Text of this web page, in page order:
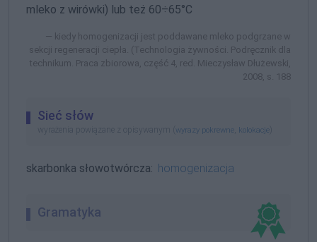
mleko z wirówki) lub też 60÷65°C
kiedy homogenizacji jest poddawane mleko podgrzane w
sekcji regeneracji ciepła. (Technologia żywności. Podręcznik dla
technikum. Praca zbiorowa, część 4, red. Mieczysław Dłużewski,
2008, s. 188
Sieć słów
wyrażenia powiązane z opisywanym ( wyrazy pokrewne kolokacje
skarbonka słowotwórcza: homogenizacja
Gramatyka